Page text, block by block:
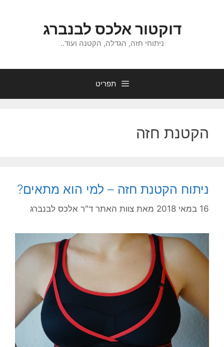
דוקטור אלכס לבנברג
ניתוחי חזה, הגדלה, הקטנה ועוד..
תפריט
הקטנת חזה
ניתוח הקטנת חזה – למי הוא מתאים?
16 במאי 2018 מאת צוות האתר ד"ר אלכס לבנברג